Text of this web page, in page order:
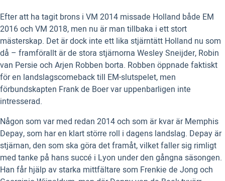
Efter att ha tagit brons i VM 2014 missade Holland både EM
2016 och VM 2018, men nu är man tillbaka i ett stort
mästerskap. Det är dock inte ett lika stjärntätt Holland nu som
då – framförallt är de stora stjärnorna Wesley Sneijder, Robin
van Persie och Arjen Robben borta. Robben öppnade faktiskt
för en landslagscomeback till EM-slutspelet, men
förbundskapten Frank de Boer var uppenbarligen inte
intresserad.
Någon som var med redan 2014 och som är kvar är Memphis
Depay, som har en klart större roll i dagens landslag. Depay är
stjärnan, den som ska göra det framåt, vilket faller sig rimligt
med tanke på hans succé i Lyon under den gångna säsongen.
Han får hjälp av starka mittfältare som Frenkie de Jong och